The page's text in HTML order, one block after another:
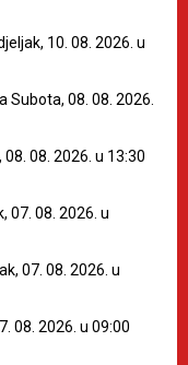
10. 08. 2026. u
Subota, 08. 08. 2026.
08. 2026. u 13:30
07. 08. 2026. u
07. 08. 2026. u
08. 2026. u 09:00